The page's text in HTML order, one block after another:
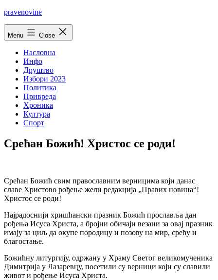
Skip
pravenovine
Menu Close
Насловна
Инфо
Друштво
Избори 2023
Политика
Привреда
Хроника
Култура
Спорт
Срећан Божић! Христос се роди!
Срећан Божић свим православним верницима који данас
славе Христово рођење жели редакција „Правих новина“!
Христос се роди!
Најрадоснији хришћански празник Божић прославља дан
рођења Исуса Христа, а бројни обичаји везани за овај празник
имају за циљ да окупе породицу и позову на мир, срећу и
благостање.
Божићну литургију, одржану у Храму Светог великомученика
Димитрија у Лазаревцу, посетили су верници који су славили
живот и рођење Исуса Христа.